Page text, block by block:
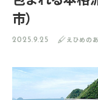
市）
2025.9.25 えひめの